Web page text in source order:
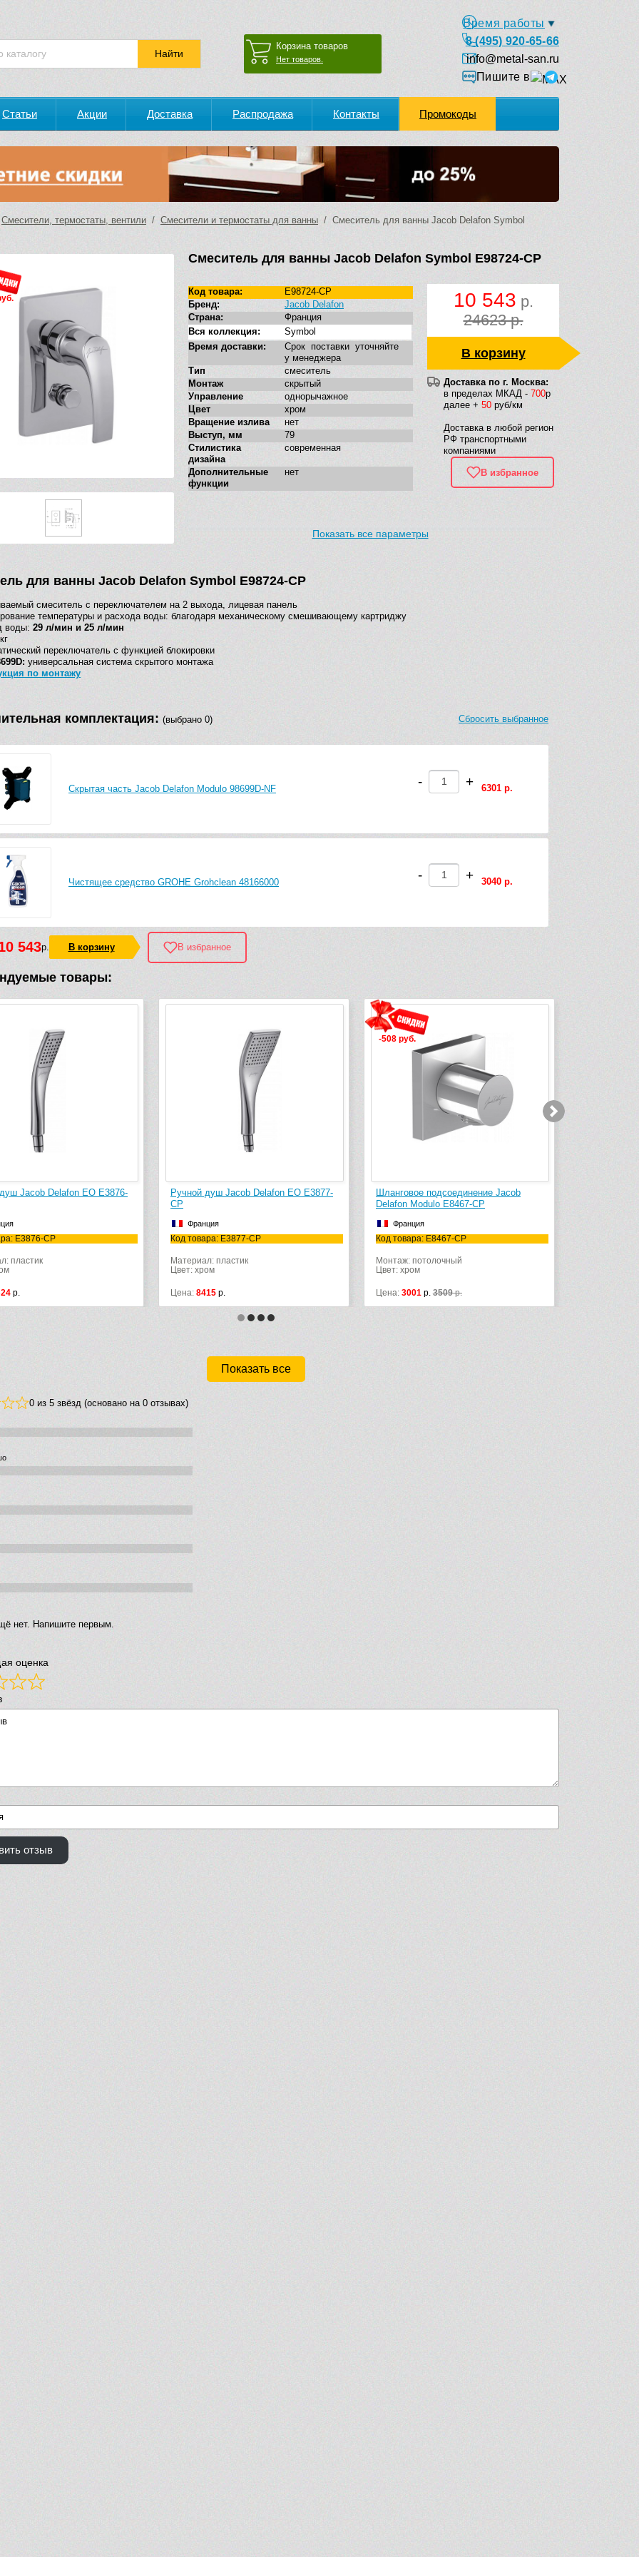
Корзина товаров
Нет товаров.
Время работы
8 (495) 920-65-66
info@metal-san.ru
Пишите в
Статьи Акции Доставка Распродажа Контакты Промокоды
Смесители, термостаты, вентили / Смесители и термостаты для ванны / Смеситель для ванны Jacob Delafon Symbol
Смеситель для ванны Jacob Delafon Symbol E98724-CP
10 543 р.
24623 р.
В корзину
Доставка по г. Москва:
в пределах МКАД - 700р
далее + 50 руб/км
Доставка в любой регион
РФ транспортными
компаниями
В избранное
Код товара:
E98724-CP
Бренд:
Jacob Delafon
Страна:
Франция
Вся коллекция:
Symbol
Время доставки:
Срок поставки уточняйте
у менеджера
Тип
смеситель
Монтаж
скрытый
Управление
однорычажное
Цвет
хром
Вращение излива
нет
Выступ, мм
79
Стилистика
дизайна
современная
Дополнительные
функции
нет
Показать все параметры
для ванны Jacob Delafon Symbol E98724-CP
смеситель с переключателем на 2 выхода, лицевая панель
температуры и расхода воды: благодаря механическому смешивающему картриджу
воды: 29 л/мин и 25 л/мин
переключатель с функцией блокировки
универсальная система скрытого монтажа
по монтажу
комплектация: (выбрано 0) Сбросить выбранное
Скрытая часть Jacob Delafon Modulo 98699D-NF - + 6301 р.
Чистящее средство GROHE Grohclean 48166000 - + 3040 р.
543р. В корзину В избранное
товары:
Ручной душ Jacob Delafon EO E3877-
-508 руб.
Шланговое подсоединение Jacob
Delafon Modulo E8467-CP
Шланговое подсоединение Jacob
Delafon Modulo E8463-CP
Показать все
0 из 5 звёзд (основано на 0 отзывах)
нет. Напишите первым.
оценка
отзыв